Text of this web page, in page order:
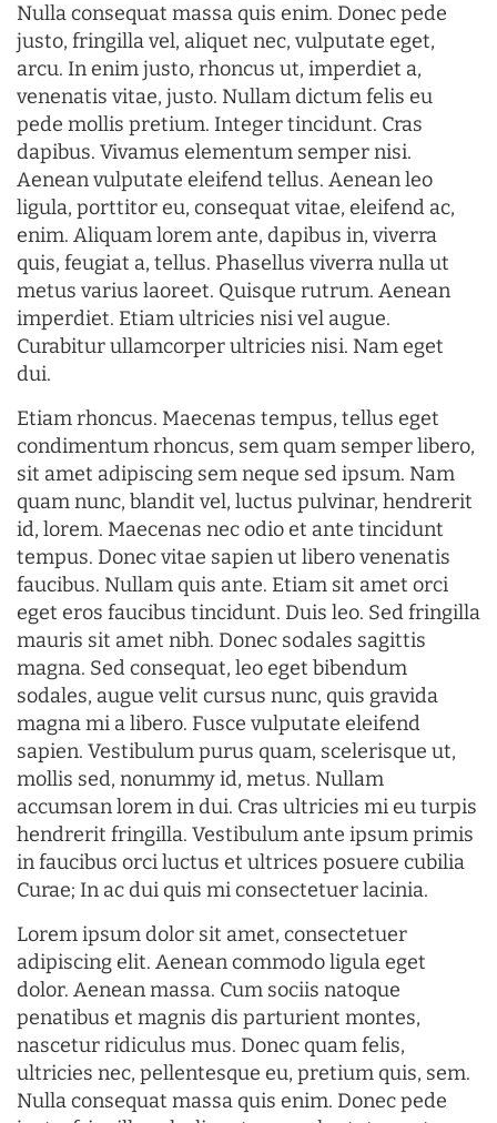
Nulla consequat massa quis enim. Donec pede
justo, fringilla vel, aliquet nec, vulputate eget,
arcu. In enim justo, rhoncus ut, imperdiet a,
venenatis vitae, justo. Nullam dictum felis eu
pede mollis pretium. Integer tincidunt. Cras
dapibus. Vivamus elementum semper nisi.
Aenean vulputate eleifend tellus. Aenean leo
ligula, porttitor eu, consequat vitae, eleifend ac,
enim. Aliquam lorem ante, dapibus in, viverra
quis, feugiat a, tellus. Phasellus viverra nulla ut
metus varius laoreet. Quisque rutrum. Aenean
imperdiet. Etiam ultricies nisi vel augue.
Curabitur ullamcorper ultricies nisi. Nam eget
dui.
Etiam rhoncus. Maecenas tempus, tellus eget
condimentum rhoncus, sem quam semper libero,
sit amet adipiscing sem neque sed ipsum. Nam
quam nunc, blandit vel, luctus pulvinar, hendrerit
id, lorem. Maecenas nec odio et ante tincidunt
tempus. Donec vitae sapien ut libero venenatis
faucibus. Nullam quis ante. Etiam sit amet orci
eget eros faucibus tincidunt. Duis leo. Sed fringilla
mauris sit amet nibh. Donec sodales sagittis
magna. Sed consequat, leo eget bibendum
sodales, augue velit cursus nunc, quis gravida
magna mi a libero. Fusce vulputate eleifend
sapien. Vestibulum purus quam, scelerisque ut,
mollis sed, nonummy id, metus. Nullam
accumsan lorem in dui. Cras ultricies mi eu turpis
hendrerit fringilla. Vestibulum ante ipsum primis
in faucibus orci luctus et ultrices posuere cubilia
Curae; In ac dui quis mi consectetuer lacinia.
Lorem ipsum dolor sit amet, consectetuer
adipiscing elit. Aenean commodo ligula eget
dolor. Aenean massa. Cum sociis natoque
penatibus et magnis dis parturient montes,
nascetur ridiculus mus. Donec quam felis,
ultricies nec, pellentesque eu, pretium quis, sem.
Nulla consequat massa quis enim. Donec pede